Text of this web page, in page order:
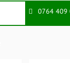
0764 409